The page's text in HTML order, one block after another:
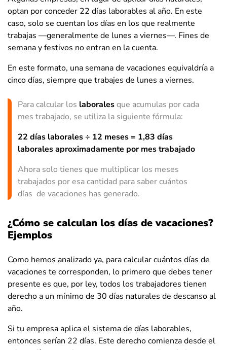
optan por conceder 22 días laborables al año. En este
caso, solo se cuentan los días en los que realmente
trabajas —generalmente de lunes a viernes—. Fines de
semana y festivos no entran en la cuenta.
En este formato, una semana de vacaciones equivaldría a
cinco días, siempre que trabajes de lunes a viernes.
Para calcular los laboralesque acumulas por cada
mes trabajado, se utiliza la siguiente fórmula:
22 días laborales ÷ 12 meses = 1,83 días
laborales aproximadamente por mes trabajado
Ahora solo tienes que multiplicar los meses
trabajados por esa cantidad para saber cuántos
días de vacaciones has generado.
¿Cómo se calculan los días de vacaciones?
Ejemplos
Como hemos analizado ya, para calcular cuántos días de
vacaciones te corresponden, lo primero que debes tener
presente es que, por ley, todos los trabajadores tienen
derecho a un mínimo de 30 días naturales de descanso al
año.
Si tu empresa aplica el sistema de días laborables,
entonces serían 22 días. Este derecho comienza desde el